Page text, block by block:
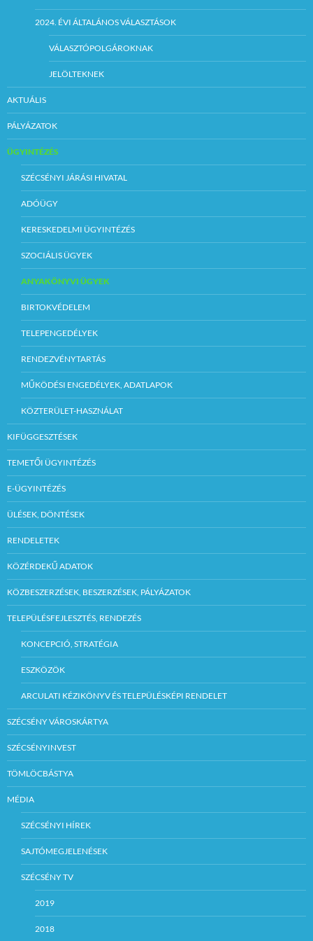
2024. ÉVI ÁLTALÁNOS VÁLASZTÁSOK
VÁLASZTÓPOLGÁROKNAK
JELÖLTEKNEK
AKTUÁLIS
PÁLYÁZATOK
ÜGYINTÉZÉS
SZÉCSÉNYI JÁRÁSI HIVATAL
ADÓÜGY
KERESKEDELMI ÜGYINTÉZÉS
SZOCIÁLIS ÜGYEK
ANYAKÖNYVI ÜGYEK
BIRTOKVÉDELEM
TELEPENGEDÉLYEK
RENDEZVÉNYTARTÁS
MŰKÖDÉSI ENGEDÉLYEK, ADATLAPOK
KÖZTERÜLET-HASZNÁLAT
KIFÜGGESZTÉSEK
TEMETŐI ÜGYINTÉZÉS
E-ÜGYINTÉZÉS
ÜLÉSEK, DÖNTÉSEK
RENDELETEK
KÖZÉRDEKŰ ADATOK
KÖZBESZERZÉSEK, BESZERZÉSEK, PÁLYÁZATOK
TELEPÜLÉSFEJLESZTÉS, RENDEZÉS
KONCEPCIÓ, STRATÉGIA
ESZKÖZÖK
ARCULATI KÉZIKÖNYV ÉS TELEPÜLÉSKÉPI RENDELET
SZÉCSÉNY VÁROSKÁRTYA
SZÉCSÉNYINVEST
TÖMLÖCBÁSTYA
MÉDIA
SZÉCSÉNYI HÍREK
SAJTÓMEGJELENÉSEK
SZÉCSÉNY TV
2019
2018